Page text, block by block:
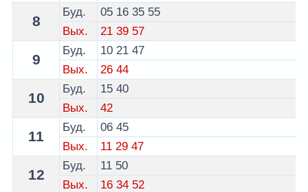
8
Буд. 05 16 35 55
Вых.
21 39 57
9
Буд. 10 21 47
Вых.
26 44
10
Буд. 15 40
Вых.
42
11
Буд. 06 45
Вых.
11 29 47
12
Буд. 11 50
Вых.
16 34 52